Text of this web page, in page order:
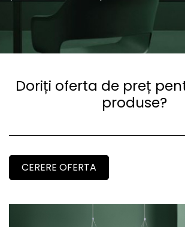
Doriți oferta de preț
produse?
CERERE OFERTA